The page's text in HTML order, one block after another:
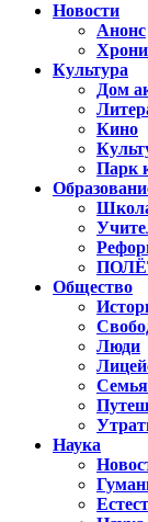
Новости
Анонс
Культура
Дом
Кино
Парк
ПОЛЁТ
Общество
Люди
Наука